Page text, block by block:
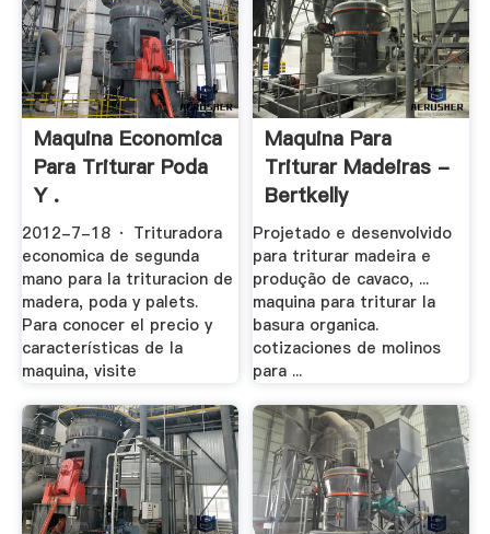
Maquina Economica
Para Triturar Poda
Y .
2012-7-18 · Trituradora
economica de segunda
mano para la trituracion de
madera, poda y palets.
Para conocer el precio y
características de la
maquina, visite
Maquina Para
Triturar Madeiras -
Bertkelly
Projetado e desenvolvido
para triturar madeira e
produção de cavaco, ...
maquina para triturar la
basura organica.
cotizaciones de molinos
para ...